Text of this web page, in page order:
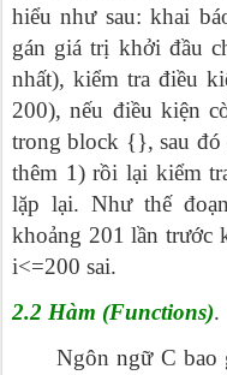
hiểu như sau: khai
gán giá trị khởi đầu
nhất), kiểm tra điều
200), nếu điều kiện
trong block {}, sau đó
thêm 1) rồi lại kiểm
lặp lại. Như thế
khoảng 201 lần trước
i<=200 sai.
2.2 Hàm (Functions).
Ngôn ngữ C bao